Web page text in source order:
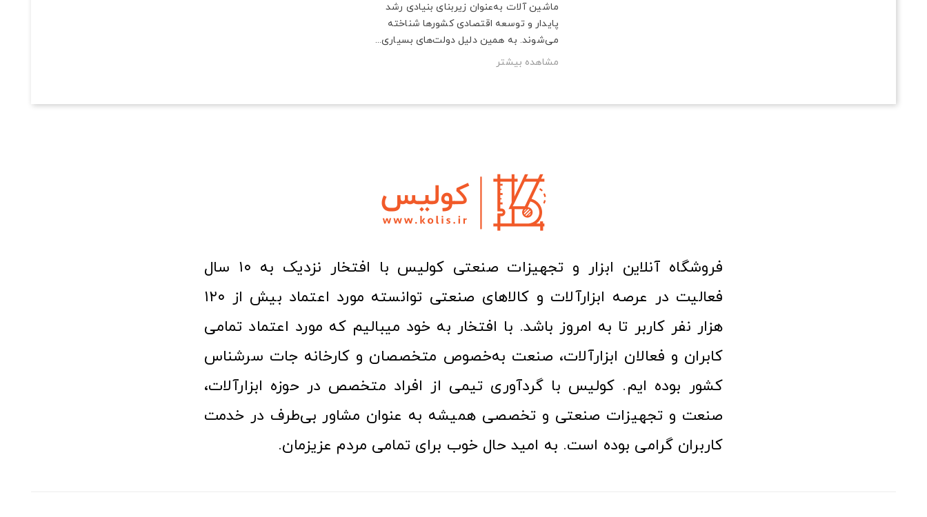
ماشین آلات به‌عنوان زیربنای بنیادی رشد
پایدار و توسعه اقتصادی کشورها شناخته
می‌شوند. به همین دلیل دولت‌های بسیاری...
مشاهده بیشتر
فروشگاه آنلاین ابزار و تجهیزات صنعتی کولیس با افتخار نزدیک به ۱۰ سال
فعالیت در عرصه ابزارآلات و کالاهای صنعتی توانسته مورد اعتماد بیش از ۱۲۰
هزار نفر کاربر تا به امروز باشد. با افتخار به خود میبالیم که مورد اعتماد تمامی
کابران و فعالان ابزارآلات، صنعت به‌خصوص متخصصان و کارخانه جات سرشناس
کشور بوده ایم. کولیس با گردآوری تیمی از افراد متخصص در حوزه ابزارآلات،
صنعت و تجهیزات صنعتی و تخصصی همیشه به عنوان مشاور بی‌طرف در خدمت
کاربران گرامی بوده است. به امید حال خوب برای تمامی مردم عزیزمان.